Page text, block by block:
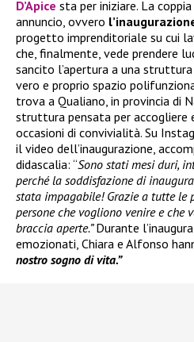
D’Apice sta per iniziare. La
annuncio, ovvero
progetto imprenditoriale su cui
che, finalmente, vede prendere
sancito l’apertura a una
vero e proprio spazio
trova a Qualiano, in provincia di
struttura pensata per accogliere
occasioni di convivialità. Su
il video dell’inaugurazione,
didascalia: “Sono stati mesi duri,
perché la soddisfazione di
stata impagabile! Grazie a tutte le
persone che vogliono venire e che
braccia aperte.”Durante
emozionati, Chiara e Alfonso
nostro sogno di vita.”